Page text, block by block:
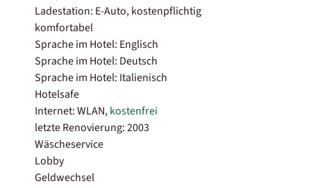
Ladestation: E-Auto, kostenpflichtig
komfortabel
Sprache im Hotel: Englisch
Sprache im Hotel: Deutsch
Sprache im Hotel: Italienisch
Hotelsafe
Internet: WLAN,kostenfrei
letzte Renovierung: 2003
Wäscheservice
Lobby
Geldwechsel